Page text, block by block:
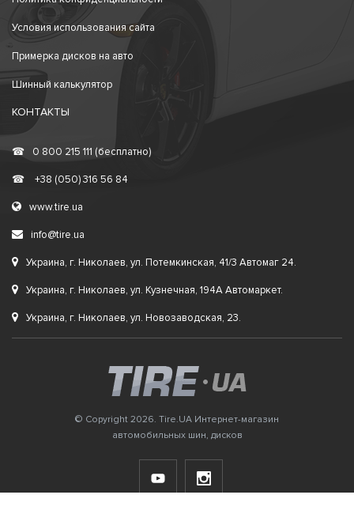
Условия использования сайта
Примерка дисков на авто
Шинный калькулятор
КОНТАКТЫ
☎ 0 800 215 111 (бесплатно)
☎ +38 (050) 316 56 84
www.tire.ua
info@tire.ua
Украина, г. Николаев, ул. Потемкинская, 41/3 Автомаг 24.
Украина, г. Николаев, ул. Кузнечная, 194А Автомаркет.
Украина, г. Николаев, ул. Новозаводская, 23.
© Copyright 2026. Tire.UA Интернет-магазин
автомобильных шин, дисков